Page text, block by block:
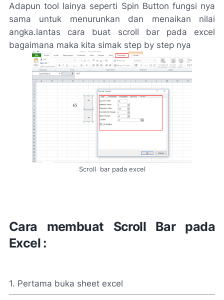
Adapun tool lainya seperti Spin Button fungsi nya
sama untuk menurunkan dan menaikan nilai
angka.lantas cara buat scroll bar pada excel
bagaimana maka kita simak step by step nya
Scroll bar pada excel
Cara membuat Scroll Bar pada
Excel :
1. Pertama buka sheet excel